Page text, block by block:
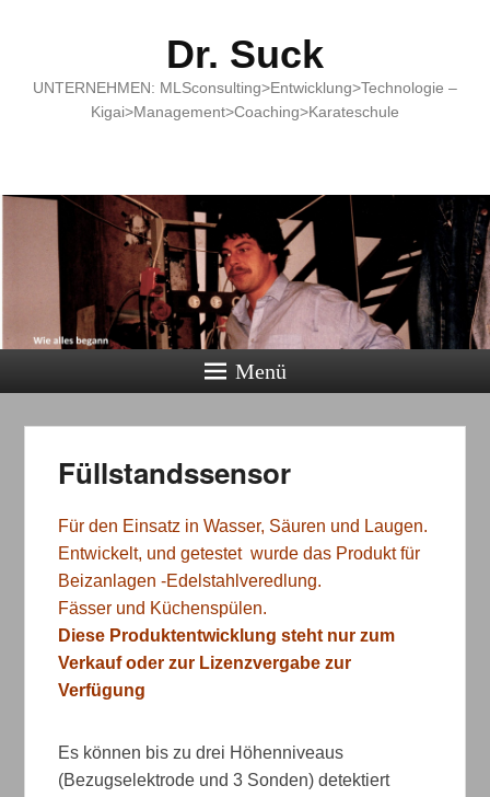
Dr. Suck
UNTERNEHMEN: MLSconsulting>Entwicklung>Technologie –
Kigai>Management>Coaching>Karateschule
Menü
Füllstandssensor
Für den Einsatz in Wasser, Säuren und Laugen.
Entwickelt, und getestet wurde das Produkt für
Beizanlagen -Edelstahlveredlung.
Fässer und Küchenspülen.
Diese Produktentwicklung steht nur zum
Verkauf oder zur Lizenzvergabe zur
Verfügung
Es können bis zu drei Höhenniveaus
(Bezugselektrode und 3 Sonden) detektiert